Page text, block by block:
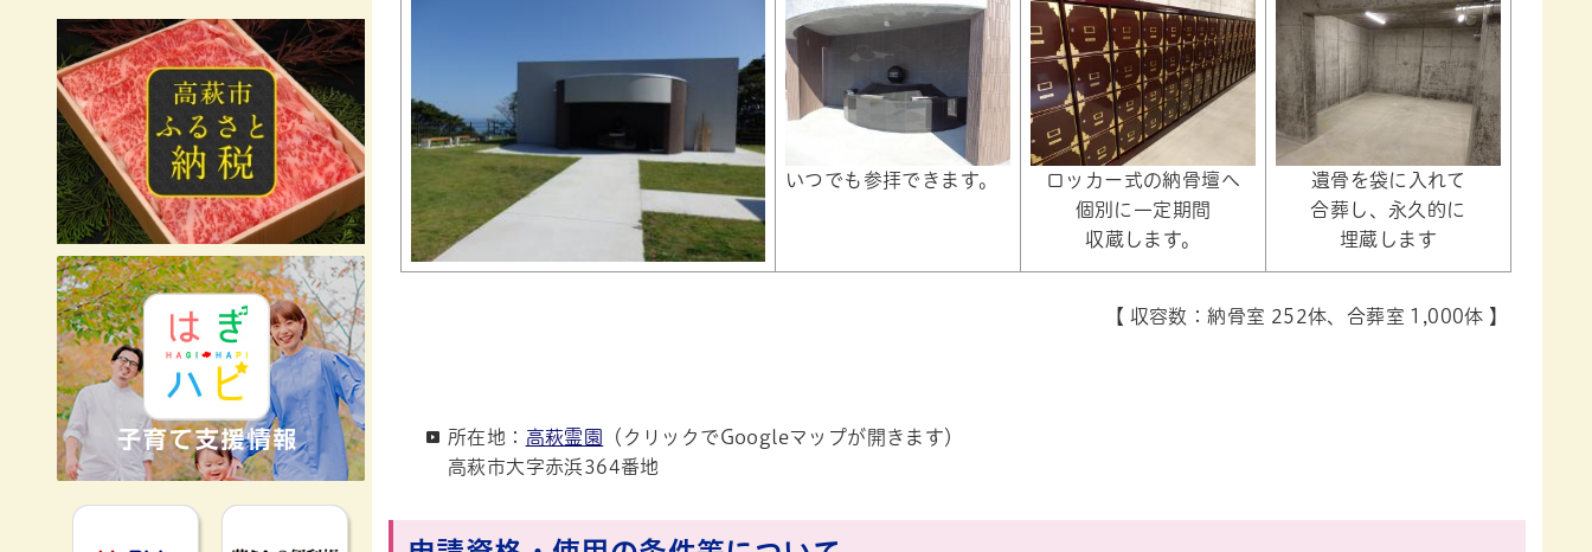
MyRideのるる 暮らしの便利帳
いつでも参拝できます。
ロッカー式の納骨壇へ
個別に一定期間
収蔵します。
遺骨を袋に入れて
合葬し、永久的に
埋蔵します
【 収容数：納骨室 252体、合葬室 1,000体 】
所在地： 高萩霊園
（クリックでGoogleマップが開きます）
高萩市大字赤浜364番地